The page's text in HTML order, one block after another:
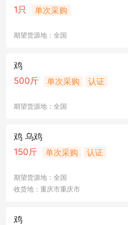
1只 单次采购
期望货源地：全国
鸡
500斤 单次采购 认证
期望货源地：全国
鸡 乌鸡
150斤 单次采购 认证
期望货源地：全国
收货地：重庆市重庆市
鸡